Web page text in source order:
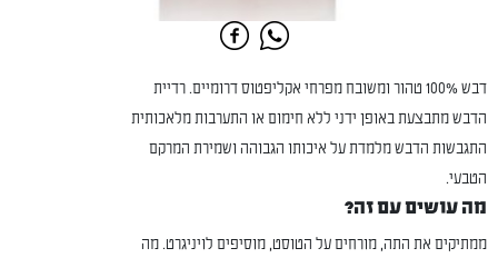
דבש 100% טהור ומשובח מפרחי אקליפטוס דרומיים. רדיית
הדבש מתבצעת באופן ידני ללא חימום או התערבות מלאכותית
התגבשות הדבש מלמדת על איכותו הגבוהה ושמירת המרקם
הטבעי.
מה עושים עם זה?
ממתיקים את התה, מורחים על הטוסט, מוסיפים לויניגרט. מה